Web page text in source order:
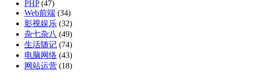
PHP(47)
Web前端 (34)
影视娱乐 (32)
杂七杂八 (49)
生活随记 (74)
电脑网络 (43)
网站运营 (18)